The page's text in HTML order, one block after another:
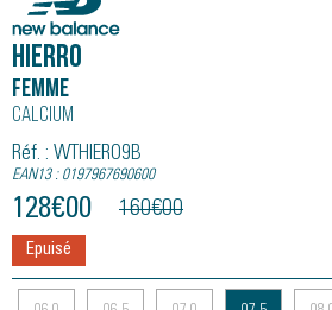
HIERRO
Femme
Calcium
Réf. : WTHIERO9B
EAN13 : 0197967690600
128€00 160€00
Epuisé